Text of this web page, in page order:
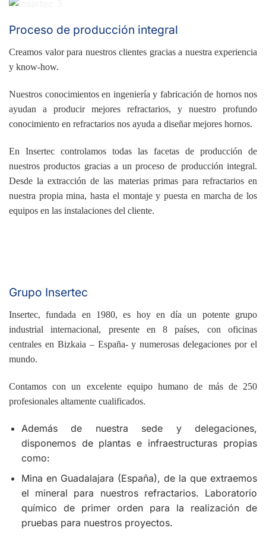
Proceso de producción integral
Creamos valor para nuestros clientes gracias a nuestra experiencia
y know-how.
Nuestros conocimientos en ingeniería y fabricación de hornos nos
ayudan a producir mejores refractarios, y nuestro profundo
conocimiento en refractarios nos ayuda a diseñar mejores hornos.
En Insertec controlamos todas las facetas de producción de
nuestros productos gracias a un proceso de producción integral.
Desde la extracción de las materias primas para refractarios en
nuestra propia mina, hasta el montaje y puesta en marcha de los
equipos en las instalaciones del cliente.
Grupo Insertec
Insertec, fundada en 1980, es hoy en día un potente grupo
industrial internacional, presente en 8 países, con oficinas
centrales en Bizkaia – España- y numerosas delegaciones por el
mundo.
Contamos con un excelente equipo humano de más de 250
profesionales altamente cualificados.
Además de nuestra sede y delegaciones,
disponemos de plantas e infraestructuras propias
como:
Mina en Guadalajara (España), de la que extraemos
el mineral para nuestros refractarios. Laboratorio
químico de primer orden para la realización de
pruebas para nuestros proyectos.